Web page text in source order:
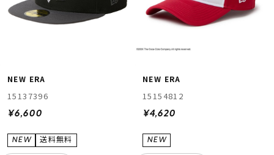
NEW ERA
15137396
¥6,600
NEW ERA
15154812
¥4,620